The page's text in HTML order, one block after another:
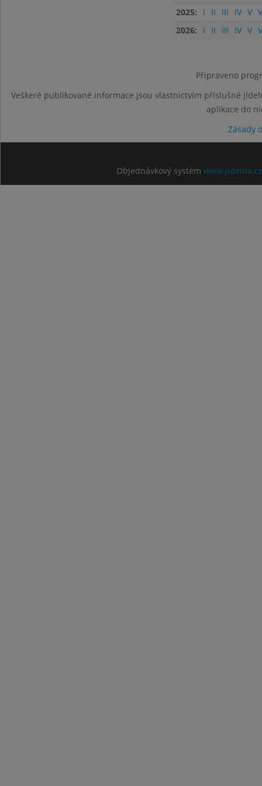
2025:
I II III IV V
2026:
I II III IV V
Připraveno
Veškeré publikované informace jsou vlastnictvím příslušné
aplikace do
Zásady
Objednávkový systém www.jidelna.cz